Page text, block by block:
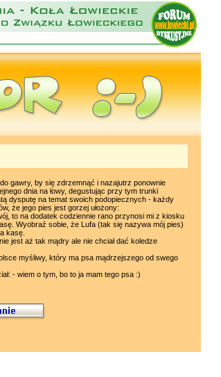
gawry, by się zdrzemnąć i nazajutrz ponownie
dnia na łowy, degustując przy tym trunki
dysputę na temat swoich podopiecznych - każdy
że jego pies jest gorzej ułożony:
to na dodatek codziennie rano przynosi mi z kiosku
Wyobraź sobie, że Lufa (tak się nazywa mój pies)
kasę.
jest aż tak mądry ale nie chciał dać koledze
myśliwy, który ma psa mądrzejszego od swego
- wiem o tym, bo to ja mam tego psa :)